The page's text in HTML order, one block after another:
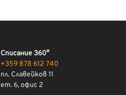
Списание 360°
+359 878 612 740
пл. Славейков 11
ет. 6, офис 2